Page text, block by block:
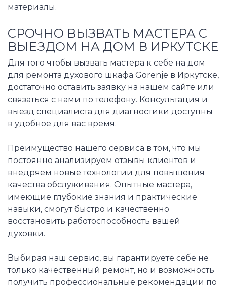
материалы.
СРОЧНО ВЫЗВАТЬ МАСТЕРА С
ВЫЕЗДОМ НА ДОМ В ИРКУТСКЕ
Для того чтобы вызвать мастера к себе на дом
для ремонта духового шкафа Gorenje в Иркутске,
достаточно оставить заявку на нашем сайте или
связаться с нами по телефону. Консультация и
выезд специалиста для диагностики доступны
в удобное для вас время.
Преимущество нашего сервиса в том, что мы
постоянно анализируем отзывы клиентов и
внедряем новые технологии для повышения
качества обслуживания. Опытные мастера,
имеющие глубокие знания и практические
навыки, смогут быстро и качественно
восстановить работоспособность вашей
духовки.
Выбирая наш сервис, вы гарантируете себе не
только качественный ремонт, но и возможность
получить профессиональные рекомендации по